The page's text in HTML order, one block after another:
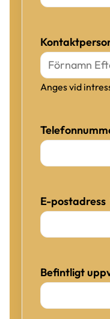
Anges vid
E-postadress
Befintligt